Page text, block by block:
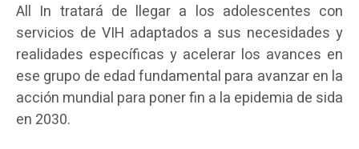
All In tratará de llegar a los adolescentes con
servicios de VIH adaptados a sus necesidades y
realidades específicas y acelerar los avances en
ese grupo de edad fundamental para avanzar en la
acción mundial para poner fin a la epidemia de sida
en 2030.